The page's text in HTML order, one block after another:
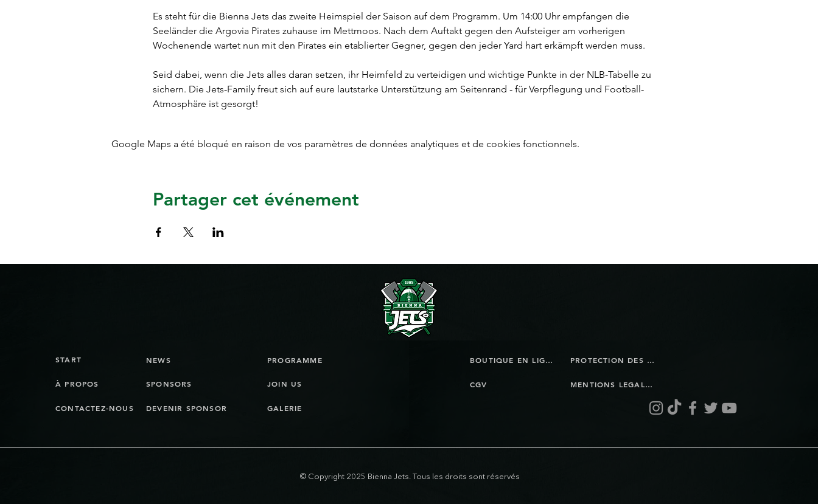
Es steht für die Bienna Jets das zweite Heimspiel der Saison auf dem Programm. Um 14:00 Uhr empfangen die
Seeländer die Argovia Pirates zuhause im Mettmoos. Nach dem Auftakt gegen den Aufsteiger am vorherigen
Wochenende wartet nun mit den Pirates ein etablierter Gegner, gegen den jeder Yard hart erkämpft werden muss.
Seid dabei, wenn die Jets alles daran setzen, ihr Heimfeld zu verteidigen und wichtige Punkte in der NLB-Tabelle zu
sichern. Die Jets-Family freut sich auf eure lautstarke Unterstützung am Seitenrand - für Verpflegung und Football-
Atmosphäre ist gesorgt!
Google Maps a été bloqué en raison de vos paramètres de données analytiques et de cookies fonctionnels.
Partager cet événement
START
À PROPOS
CONTACTEZ-NOUS
SPONSORS
NEWS
DEVENIR SPONSOR
JOIN US
PROGRAMME
GALERIE
BOUTIQUE EN LIGNE
CGV
PROTECTION DES DONNÉES
MENTIONS LEGALES
© Copyright 2025 Bienna Jets. Tous les droits sont réservés